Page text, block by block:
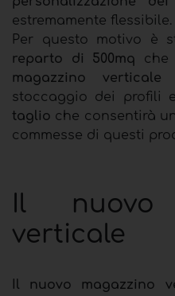
estremamente flessibile.
Per questo motivo è
reparto di 500mq che
magazzino verticale
stoccaggio dei profili
taglio che consentirà
commesse di questi
Il nuovo
verticale
Il nuovo magazzino